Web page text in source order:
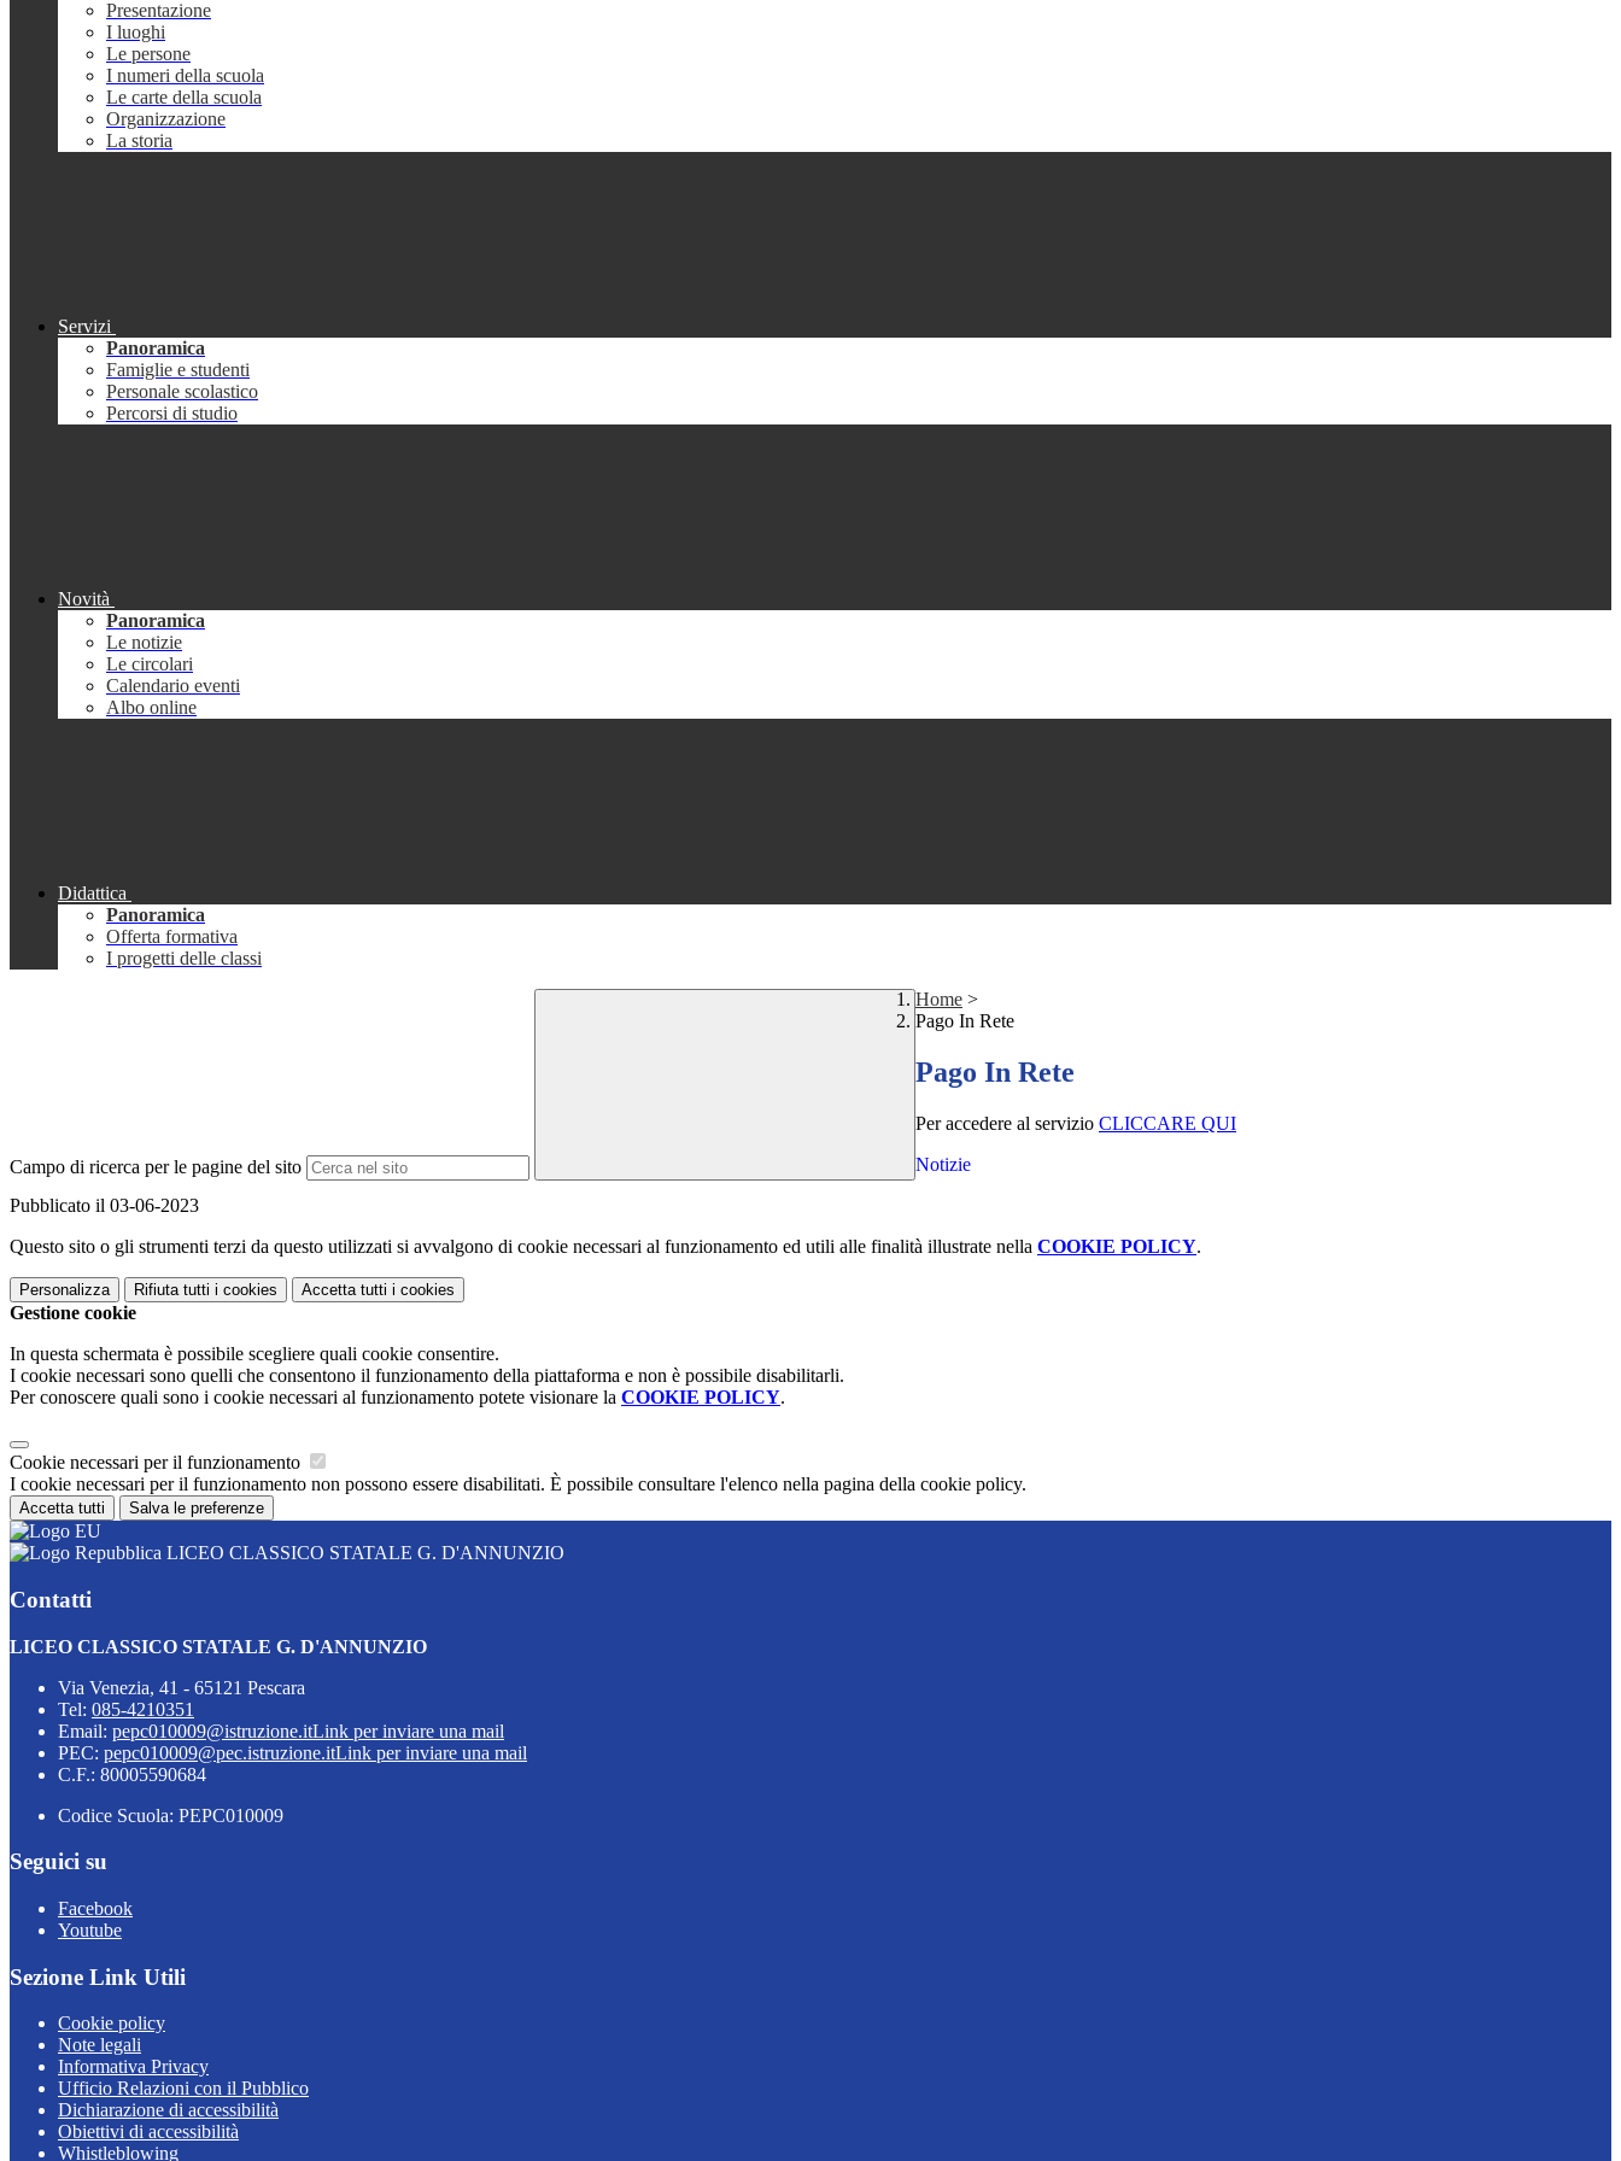
Presentazione
I luoghi
Le persone
I numeri della scuola
Le carte della scuola
Organizzazione
La storia
Servizi
Panoramica
Famiglie e studenti
Personale scolastico
Percorsi di studio
Novità
Panoramica
Le notizie
Le circolari
Calendario eventi
Albo online
Didattica
Panoramica
Offerta formativa
I progetti delle classi
Campo di ricerca per le pagine del sito
Home >
Pago In Rete
Pago In Rete
Per accedere al servizio CLICCARE QUI
Notizie
Pubblicato il 03-06-2023
Questo sito o gli strumenti terzi da questo utilizzati si avvalgono di cookie necessari al funzionamento ed utili alle finalità illustrate nella COOKIE POLICY.
Personalizza Rifiuta tutti i cookies Accetta tutti i cookies
Gestione cookie
In questa schermata è possibile scegliere quali cookie consentire.
I cookie necessari sono quelli che consentono il funzionamento della piattaforma e non è possibile disabilitarli.
Per conoscere quali sono i cookie necessari al funzionamento potete visionare la COOKIE POLICY.
Cookie necessari per il funzionamento
I cookie necessari per il funzionamento non possono essere disabilitati. È possibile consultare l'elenco nella pagina della cookie policy.
Accetta tutti Salva le preferenze
LICEO CLASSICO STATALE G. D'ANNUNZIO
Contatti
LICEO CLASSICO STATALE G. D'ANNUNZIO
Via Venezia, 41 - 65121 Pescara
Tel: 085-4210351
Email: pepc010009@istruzione.itLink per inviare una mail
PEC: pepc010009@pec.istruzione.itLink per inviare una mail
C.F.: 80005590684
Codice Scuola: PEPC010009
Seguici su
Facebook
Youtube
Sezione Link Utili
Cookie policy
Note legali
Informativa Privacy
Ufficio Relazioni con il Pubblico
Dichiarazione di accessibilità
Obiettivi di accessibilità
Whistleblowing